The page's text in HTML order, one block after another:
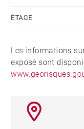
ÉTAGE
Les informations
exposé sont